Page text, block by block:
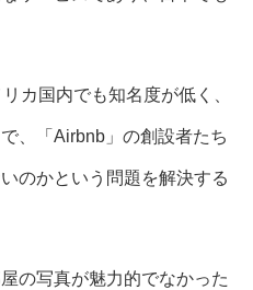
カ国内でも知名度が低く、
、「Airbnb」の創設者たち
のかという問題を解決する
の写真が魅力的でなかった